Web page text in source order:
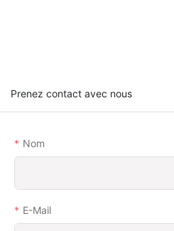
Prenez contact avec nous
Nom
E-Mail